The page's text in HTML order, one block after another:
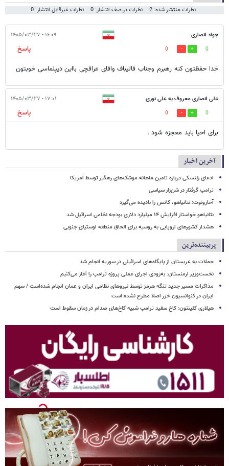
نظرات منتشر شده: 2 نظرات در صف انتشار: 0 نظرات غیرقابل انتشار: 0
جواد انصاری ۱۶:۰۹ - ۱۴۰۵/۰۳/۲۷
0
0
پاسخ
خدا حفظتون کنه رهبرم وجناب قالیباف واقای عراقچی بااین دیپلماسی خوبتون
علی انصاری معروف به علی نوری ۱۷:۰۱ - ۱۴۰۵/۰۳/۲۷
0
0
پاسخ
برای احیا باید معجزه شود .
آخرین اخبار
ادعای زلنسکی درباره تامین ماهانه موشک‌های رهگیر توسط آمریکا
ترامپ گرفتار در شن‌زار سیاسی
آحارونوت: نتانیاهو، کاتس را نادیده می‌گیرد
نتانیاهو خواستار افزایش ۱۴ میلیارد دلاری بودجه نظامی اسرائیل شد
هشدار کشورهای اروپایی به روسیه برای الحاق منطقه اوستیای جنوبی
پربیننده‌ترین
حملات به عربستان از پایگاه‌های اسرائیلی در سوریه انجام شد
نخست‌وزیر ارمنستان: به‌زودی اجرای عملی پروژه ترامپ را آغاز می‌کنیم
مذاکرات مسیر جدید تنگه هرمز توسط نیروهای نظامی ایران و عمان انجام شده‌است / سهم
ایران در کنوانسیون خزر اصلا مطرح نشده است
هیلاری کلینتون: کاخ سفید ترامپ شبیه کاخ‌های صدام در زمان سقوط است